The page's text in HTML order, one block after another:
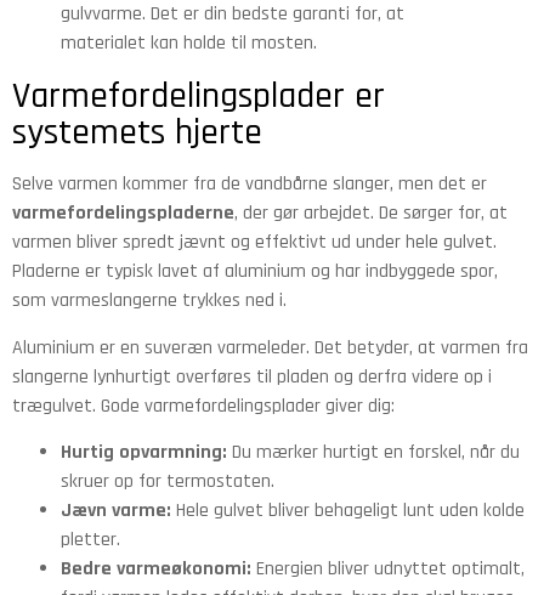
gulvvarme. Det er din bedste garanti for, at
materialet kan holde til mosten.
Varmefordelingsplader er
systemets hjerte
Selve varmen kommer fra de vandbårne slanger, men det er
varmefordelingspladerne, der gør arbejdet. De sørger for, at
varmen bliver spredt jævnt og effektivt ud under hele gulvet.
Pladerne er typisk lavet af aluminium og har indbyggede spor,
som varmeslangerne trykkes ned i.
Aluminium er en suveræn varmeleder. Det betyder, at varmen fra
slangerne lynhurtigt overføres til pladen og derfra videre op i
trægulvet. Gode varmefordelingsplader giver dig:
Hurtig opvarmning: Du mærker hurtigt en forskel, når du
skruer op for termostaten.
Jævn varme: Hele gulvet bliver behageligt lunt uden kolde
pletter.
Bedre varmeøkonomi: Energien bliver udnyttet optimalt,